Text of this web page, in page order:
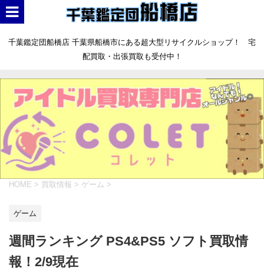
千葉鑑定団船橋店 千葉県船橋市にある超大型リサイクルショップ！ 宅
配買取・出張買取も受付中！
HOME > 買取情報 > ゲーム >
ゲーム
週間ランキング PS4&PS5 ソフト買取情
報！2/9現在